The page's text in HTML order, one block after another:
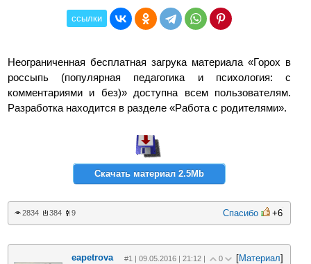
ссылки
Неограниченная бесплатная загрука материала «Горох в
россыпь (популярная педагогика и психология: с
комментариями и без)» доступна всем пользователям.
Разработка находится в разделе «Работа с родителями».
Скачать материал 2.5Mb
2834 384 9 Спасибо +6
eapetrova #1 | 09.05.2016 | 21:12 | 0 [Материал]